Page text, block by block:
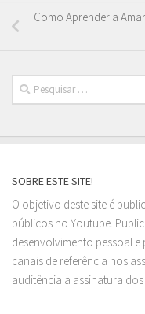
Como Aprender a
Pesquisar
por:
SOBRE ESTE SITE!
O objetivo deste site é
públicos no Youtube.
desenvolvimento pessoal
canais de referência nos
auditência a assinatura